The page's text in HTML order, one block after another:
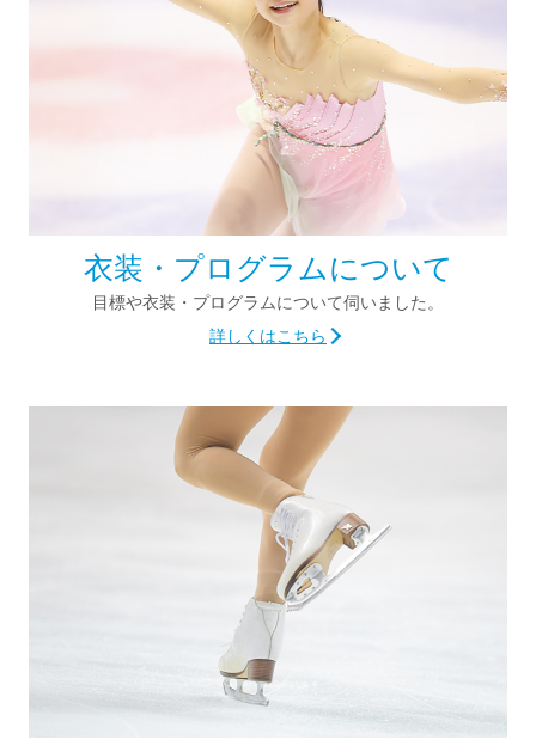
衣装・プログラムについて
目標や衣装・プログラムについて伺いました。
詳しくはこちら